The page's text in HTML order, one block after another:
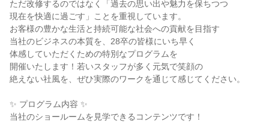
ただ改修するのではなく「過去の思い出や魅力を保ちつつ
現在を快適に過ごす」ことを重視しています。
お客様の豊かな生活と持続可能な社会への貢献を目指す
当社のビジネスの本質を、28卒の皆様にいち早く
体感していただくための特別なプログラムを
開催いたします！若いスタッフが多く元気で笑顔の
絶えない社風を、ぜひ実際のワークを通じて感じてください。
✨ プログラム内容 ✨
当社のショールームを見学できるコンテンツです！